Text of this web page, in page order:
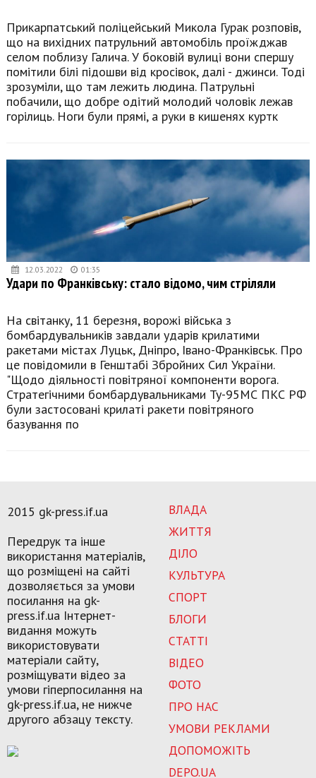
Прикарпатський поліцейський Микола Гурак розповів,
що на вихідних патрульний автомобіль проїжджав
селом поблизу Галича. У боковій вулиці вони спершу
помітили білі підошви від кросівок, далі - джинси. Тоді
зрозуміли, що там лежить людина. Патрульні
побачили, що добре одітий молодий чоловік лежав
горілиць. Ноги були прямі, а руки в кишенях куртк
12.03.2022 01:35
Удари по Франківську: стало відомо, чим стріляли
На світанку, 11 березня, ворожі війська з
бомбардувальників завдали ударів крилатими
ракетами містах Луцьк, Дніпро, Івано-Франківськ. Про
це повідомили в Генштабі Збройних Сил України.
"Щодо діяльності повітряної компоненти ворога.
Стратегічними бомбардувальниками Ту-95МС ПКС РФ
були застосовані крилаті ракети повітряного
базування по
ВЛАДА
ЖИТТЯ
ДІЛО
КУЛЬТУРА
СПОРТ
БЛОГИ
СТАТТІ
ВІДЕО
ФОТО
ПРО НАС
УМОВИ РЕКЛАМИ
ДОПОМОЖІТЬ
DEPO.UA
2015 gk-press.if.ua
Передрук та інше
використання матеріалів,
що розміщені на сайті
дозволяється за умови
посилання на gk-
press.if.ua Інтернет-
видання можуть
використовувати
матеріали сайту,
розміщувати відео за
умови гіперпосилання на
gk-press.if.ua, не нижче
другого абзацу тексту.